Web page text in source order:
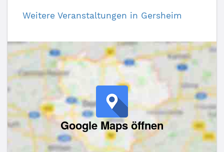
Weitere Veranstaltungen in Gersheim
Google Maps öffnen